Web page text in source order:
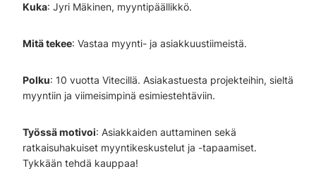
Kuka: Jyri Mäkinen, myyntipäällikkö.
Mitä tekee: Vastaa myynti- ja asiakkuustiimeistä.
Polku: 10 vuotta Vitecillä. Asiakastuesta projekteihin, sieltä
myyntiin ja viimeisimpinä esimiestehtäviin.
Työssä motivoi: Asiakkaiden auttaminen sekä
ratkaisuhakuiset myyntikeskustelut ja -tapaamiset.
Tykkään tehdä kauppaa!